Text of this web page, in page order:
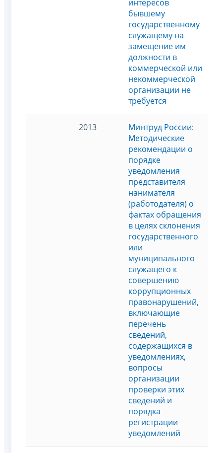
интересов
бывшему
государственному
служащему на
замещение им
должности в
коммерческой или
некоммерческой
организации не
требуется
2013
Минтруд России:
Методические
рекомендации о
порядке
уведомления
представителя
нанимателя
(работодателя) о
фактах обращения
в целях склонения
государственного
или
муниципального
служащего к
совершению
коррупционных
правонарушений,
включающие
перечень
сведений,
содержащихся в
уведомлениях,
вопросы
организации
проверки этих
сведений и
порядка
регистрации
уведомлений